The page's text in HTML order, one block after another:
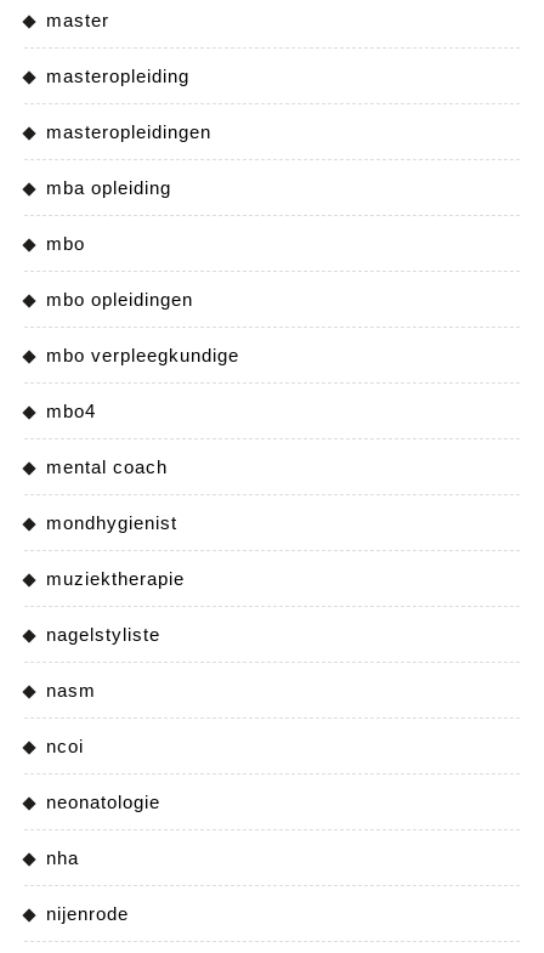
master
masteropleiding
masteropleidingen
mba opleiding
mbo
mbo opleidingen
mbo verpleegkundige
mbo4
mental coach
mondhygienist
muziektherapie
nagelstyliste
nasm
ncoi
neonatologie
nha
nijenrode